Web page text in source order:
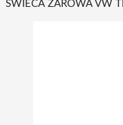
ŚWIECA ŻAROWA VW